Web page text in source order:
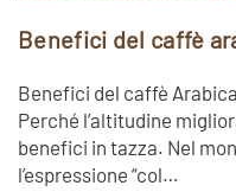
Benefici del caffè
Benefici del caffè
Perché l’altitudine
benefici in tazza. Nel
l’espressione “col…